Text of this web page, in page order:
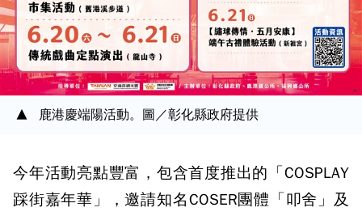
鹿港慶端陽活動。圖／彰化縣政府提供
今年活動亮點豐富，包含首度推出的「COSPLAY
踩街嘉年華」，邀請知名COSER團體「叩舍」及